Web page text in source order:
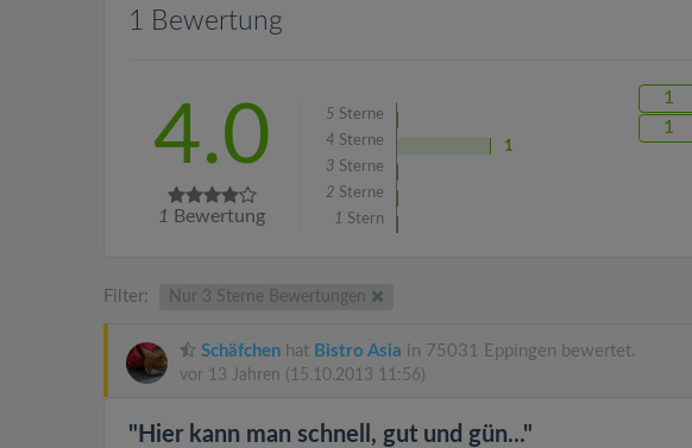
1 Bewertung
4.0
1 Bewertung
5 Sterne
4 Sterne
1
3 Sterne
2 Sterne
1 Stern
1
1
Filter: Nur 3 Sterne Bewertungen
Schäfchen hat Bistro Asia in 75031 Eppingen bewertet.
vor 13 Jahren (15.10.2013 11:56)
"Hier kann man schnell, gut und gün..."